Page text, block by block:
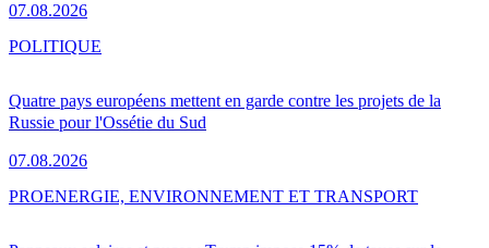
07.08.2026
Quatre pays européens mettent en garde contre les projets de la
Russie pour l'Ossétie du Sud
07.08.2026
POLITIQUE
PROENERGIE, ENVIRONNEMENT ET TRANSPORT